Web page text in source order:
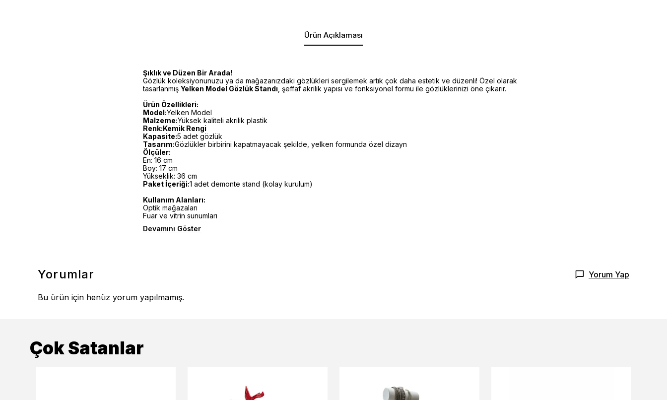
Ürün Açıklaması
Şıklık ve Düzen Bir Arada!
Gözlük koleksiyonunuzu ya da mağazanızdaki gözlükleri sergilemek artık çok daha estetik ve düzenli! Özel olarak
tasarlanmış Yelken Model Gözlük Standı , şeffaf akrilik yapısı ve fonksiyonel formu ile gözlüklerinizi öne çıkarır.
Ürün Özellikleri:
Model:Yelken Model
Malzeme:Yüksek kaliteli akrilik plastik
Renk:Kemik Rengi
Kapasite:5 adet gözlük
Tasarım:Gözlükler birbirini kapatmayacak şekilde, yelken formunda özel dizayn
Ölçüler:
En: 16 cm
Boy: 17 cm
Yükseklik: 36 cm
Paket İçeriği:1 adet demonte stand (kolay kurulum)
Kullanım Alanları:
Optik mağazaları
Fuar ve vitrin sunumları
Devamını Göster
Yorumlar Yorum Yap
Bu ürün için henüz yorum yapılmamış.
Çok Satanlar